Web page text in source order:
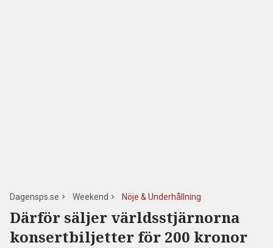
Dagensps.se Weekend Nöje & Underhållning
Därför säljer världsstjärnorna
konsertbiljetter för 200 kronor